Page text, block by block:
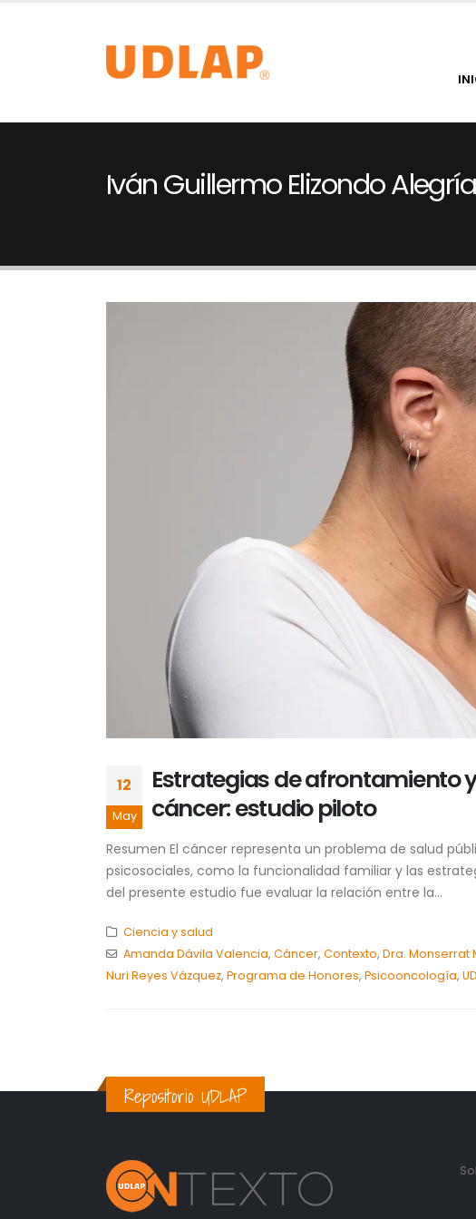
Iván Guillermo Elizondo Alegría
12
May
Estrategias de afrontamiento
cáncer: estudio piloto
Resumen El cáncer representa un problema de salud
psicosociales, como la funcionalidad familiar y las
del presente estudio fue evaluar la relación entre la...
Ciencia y salud
Amanda Dávila Valencia, Cáncer, Contexto, Dra. Monserrat
Nuri Reyes Vázquez, Programa de Honores, Psicooncología,
Repositorio UDLAP